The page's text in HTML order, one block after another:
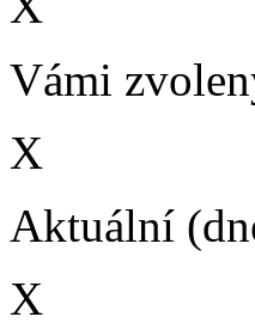
Vámi
X
Aktuální
X